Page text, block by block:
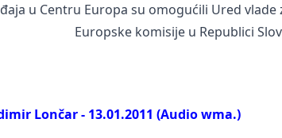
u Centru Europa su omogućili Ured
Europske komisije u Republici
Lončar - 13.01.2011 (Audio wma.)